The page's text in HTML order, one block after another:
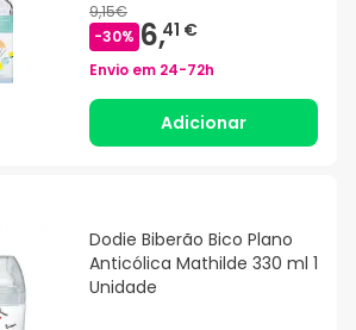
9,15€
-30% 6,41 €
Envio em 24-72h
Adicionar
Dodie Biberão Bico Plano
Anticólica Mathilde 330 ml 1
Unidade